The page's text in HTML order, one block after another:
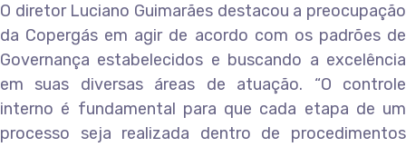
O diretor Luciano Guimarães destacou a preocupação
da Copergás em agir de acordo com os padrões de
Governança estabelecidos e buscando a excelência
em suas diversas áreas de atuação. “O controle
interno é fundamental para que cada etapa de um
processo seja realizada dentro de procedimentos